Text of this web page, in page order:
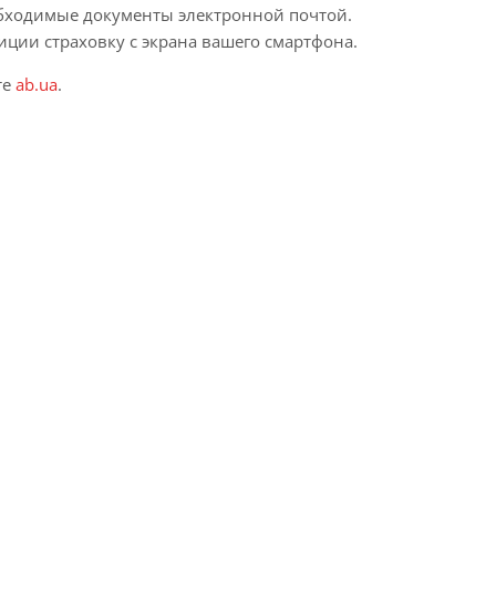
документы электронной почтой.
страховку с экрана вашего смартфона.
ab.ua.